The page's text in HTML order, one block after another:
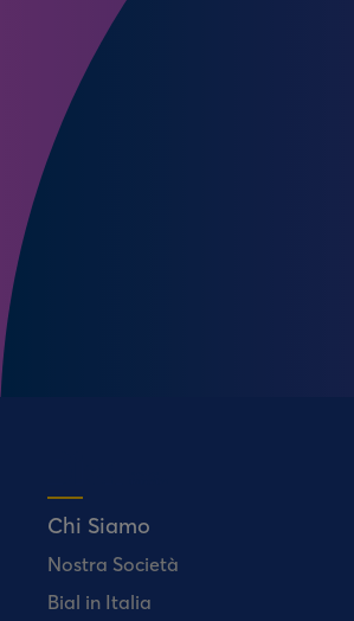
Chi Siamo
Nostra Società
Bial in Italia